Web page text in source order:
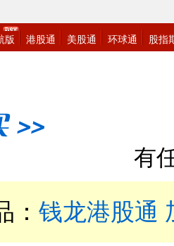
有
： 钱龙港股通